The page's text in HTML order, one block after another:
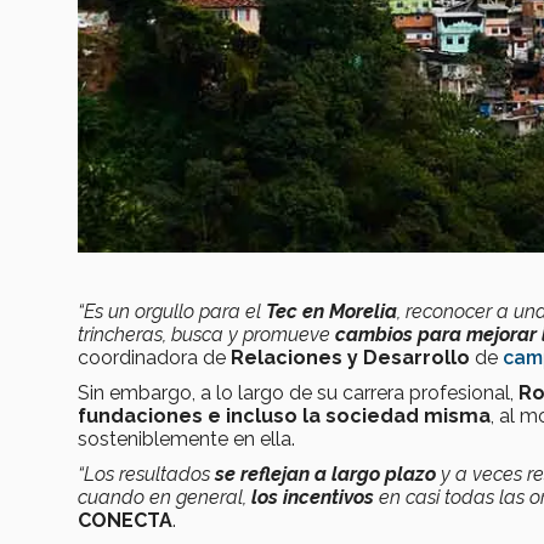
“Es un orgullo para el Tec en Morelia, reconocer a
trincheras, busca y promueve cambios para mejorar
coordinadora de Relaciones y Desarrollo de
Sin embargo, a lo largo de su carrera profesional,
fundaciones e incluso la sociedad misma, al
sosteniblemente en ella.
“Los resultadosse reflejan a largo plazo y a veces
cuando en general, los incentivos en casi todas las
CONECTA.